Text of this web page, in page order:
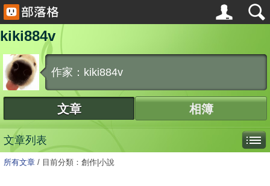
kiki884v
作家：kiki884v
文章 相簿
文章列表
所有文章 / 目前分類：創作|小說